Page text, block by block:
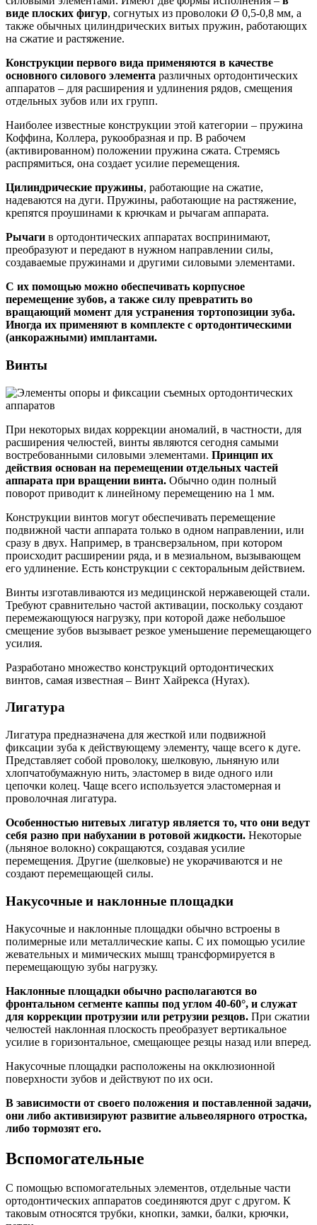
виде плоских фигур, согнутых из проволоки Ø 0,5-0,8 мм, а
также обычных цилиндрических витых пружин, работающих
на сжатие и растяжение.
Конструкции первого вида применяются в качестве
основного силового элемента различных ортодонтических
аппаратов – для расширения и удлинения рядов, смещения
отдельных зубов или их групп.
Наиболее известные конструкции этой категории – пружина
Коффина, Коллера, рукообразная и пр. В рабочем
(активированном) положении пружина сжата. Стремясь
распрямиться, она создает усилие перемещения.
Цилиндрические пружины, работающие на сжатие,
надеваются на дуги. Пружины, работающие на растяжение,
крепятся проушинами к крючкам и рычагам аппарата.
Рычаги в ортодонтических аппаратах воспринимают,
преобразуют и передают в нужном направлении силы,
создаваемые пружинами и другими силовыми элементами.
С их помощью можно обеспечивать корпусное
перемещение зубов, а также силу превратить во
вращающий момент для устранения тортопозиции зуба.
Иногда их применяют в комплекте с ортодонтическими
(анкоражными) имплантами.
Винты
При некоторых видах коррекции аномалий, в частности, для
расширения челюстей, винты являются сегодня самыми
востребованными силовыми элементами. Принцип их
действия основан на перемещении отдельных частей
аппарата при вращении винта. Обычно один полный
поворот приводит к линейному перемещению на 1 мм.
Конструкции винтов могут обеспечивать перемещение
подвижной части аппарата только в одном направлении, или
сразу в двух. Например, в трансверзальном, при котором
происходит расширении ряда, и в мезиальном, вызывающем
его удлинение. Есть конструкции с секторальным действием.
Винты изготавливаются из медицинской нержавеющей стали.
Требуют сравнительно частой активации, поскольку создают
перемежающуюся нагрузку, при которой даже небольшое
смещение зубов вызывает резкое уменьшение перемещающего
усилия.
Разработано множество конструкций ортодонтических
винтов, самая известная – Винт Хайрекса (Hyrax).
Лигатура
Лигатура предназначена для жесткой или подвижной
фиксации зуба к действующему элементу, чаще всего к дуге.
Представляет собой проволоку, шелковую, льняную или
хлопчатобумажную нить, эластомер в виде одного или
цепочки колец. Чаще всего используется эластомерная и
проволочная лигатура.
Особенностью нитевых лигатур является то, что они ведут
себя разно при набухании в ротовой жидкости. Некоторые
(льняное волокно) сокращаются, создавая усилие
перемещения. Другие (шелковые) не укорачиваются и не
создают перемещающей силы.
Накусочные и наклонные площадки
Накусочные и наклонные площадки обычно встроены в
полимерные или металлические капы. С их помощью усилие
жевательных и мимических мышц трансформируется в
перемещающую зубы нагрузку.
Наклонные площадки обычно располагаются во
фронтальном сегменте каппы под углом 40-60°, и служат
для коррекции протрузии или ретрузии резцов. При сжатии
челюстей наклонная плоскость преобразует вертикальное
усилие в горизонтальное, смещающее резцы назад или вперед.
Накусочные площадки расположены на окклюзионной
поверхности зубов и действуют по их оси.
В зависимости от своего положения и поставленной задачи,
они либо активизируют развитие альвеолярного отростка,
либо тормозят его.
Вспомогательные
С помощью вспомогательных элементов, отдельные части
ортодонтических аппаратов соединяются друг с другом. К
таковым относятся трубки, кнопки, замки, балки, крючки,